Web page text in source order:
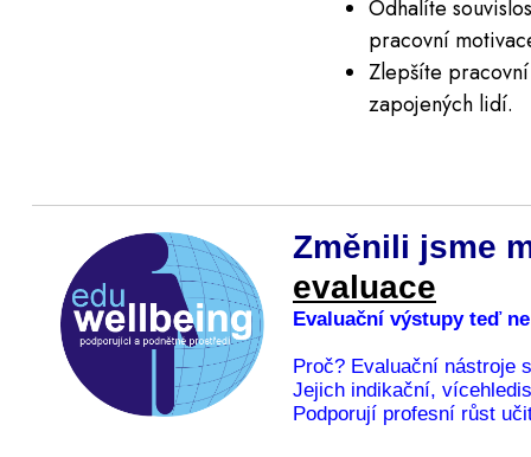
Odhalíte
pracovní
Zlepšíte
zapojených lidí.
Změnili jsme
evaluace
Evaluační výstupy teď
Proč? Evaluační nástroje
Jejich indikační,
Podporují profesní růst